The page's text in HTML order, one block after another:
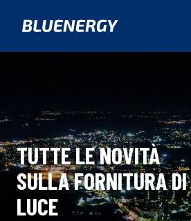
TUTTE LE NOVITÀ
SULLA FORNITURA
LUCE